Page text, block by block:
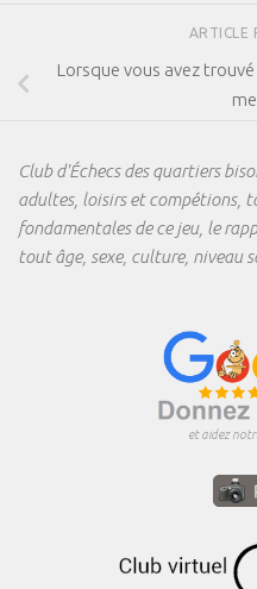
ARTICLE
Lorsque vous avez
Club d'Échecs des quartiers
adultes, loisirs et compétions,
fondamentales de ce jeu, le
tout âge, sexe, culture, niveau
et aidez